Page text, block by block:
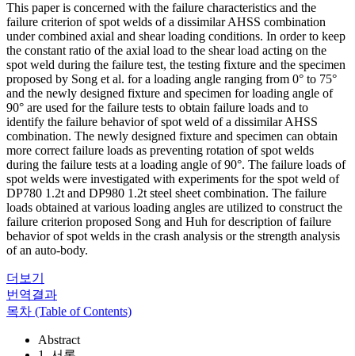
This paper is concerned with the failure characteristics and the
failure criterion of spot welds of a dissimilar AHSS combination
under combined axial and shear loading conditions. In order to keep
the constant ratio of the axial load to the shear load acting on the
spot weld during the failure test, the testing fixture and the specimen
proposed by Song et al. for a loading angle ranging from 0° to 75°
and the newly designed fixture and specimen for loading angle of
90° are used for the failure tests to obtain failure loads and to
identify the failure behavior of spot weld of a dissimilar AHSS
combination. The newly designed fixture and specimen can obtain
more correct failure loads as preventing rotation of spot welds
during the failure tests at a loading angle of 90°. The failure loads of
spot welds were investigated with experiments for the spot weld of
DP780 1.2t and DP980 1.2t steel sheet combination. The failure
loads obtained at various loading angles are utilized to construct the
failure criterion proposed Song and Huh for description of failure
behavior of spot welds in the crash analysis or the strength analysis
of an auto-body.
더보기
번역결과
목차 (Table of Contents)
Abstract